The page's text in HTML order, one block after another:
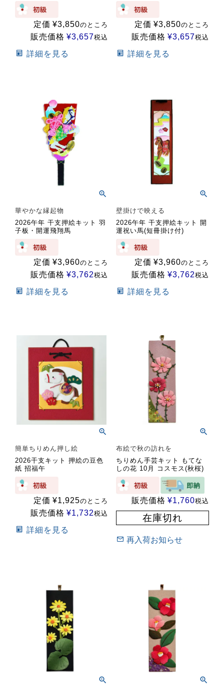
定価 ¥3,850のところ
販売価格 ¥3,657税込
詳細を見る
定価 ¥3,850のところ
販売価格 ¥3,657税込
詳細を見る
華やかな縁起物
2026午年 干支押絵キット 羽
子板・開運飛翔馬
定価 ¥3,960のところ
販売価格 ¥3,762税込
詳細を見る
壁掛けで映える
2026午年 干支押絵キット 開
運祝い馬(短冊掛け付)
定価 ¥3,960のところ
販売価格 ¥3,762税込
詳細を見る
簡単ちりめん押し絵
2026干支キット 押絵の豆色
紙 招福午
定価 ¥1,925のところ
販売価格 ¥1,732税込
詳細を見る
布絵で秋の訪れを
ちりめん手芸キット もてな
しの花 10月 コスモス(秋桜)
販売価格 ¥1,760税込
在庫切れ
再入荷お知らせ